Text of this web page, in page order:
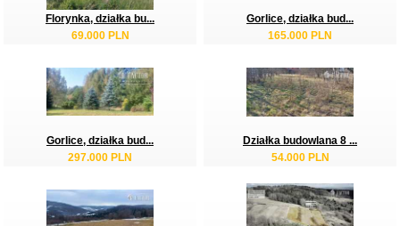
Florynka, działka bu...
69.000 PLN
Gorlice, działka bud...
165.000 PLN
Gorlice, działka bud...
297.000 PLN
Działka budowlana 8 ...
54.000 PLN